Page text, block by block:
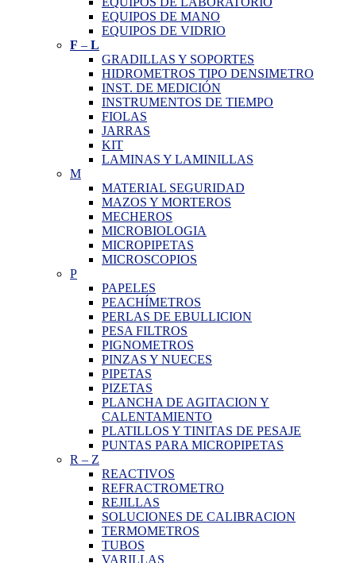
EQUIPOS DE MANO
EQUIPOS DE VIDRIO
F – L
GRADILLAS Y SOPORTES
HIDROMETROS TIPO DENSIMETRO
INST. DE MEDICIÓN
INSTRUMENTOS DE TIEMPO
FIOLAS
JARRAS
KIT
LAMINAS Y LAMINILLAS
M
MATERIAL SEGURIDAD
MAZOS Y MORTEROS
MECHEROS
MICROBIOLOGIA
MICROPIPETAS
MICROSCOPIOS
P
PAPELES
PEACHÍMETROS
PERLAS DE EBULLICION
PESA FILTROS
PIGNOMETROS
PINZAS Y NUECES
PIPETAS
PIZETAS
PLANCHA DE AGITACION Y
CALENTAMIENTO
PLATILLOS Y TINITAS DE PESAJE
PUNTAS PARA MICROPIPETAS
R – Z
REACTIVOS
REFRACTROMETRO
REJILLAS
SOLUCIONES DE CALIBRACION
TERMOMETROS
TUBOS
VARILLAS